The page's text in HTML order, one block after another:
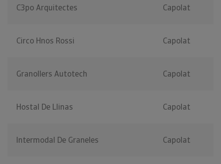
C3po Arquitectes Capolat
Circo Hnos Rossi Capolat
Granollers Autotech Capolat
Hostal De Llinas Capolat
Intermodal De Graneles Capolat